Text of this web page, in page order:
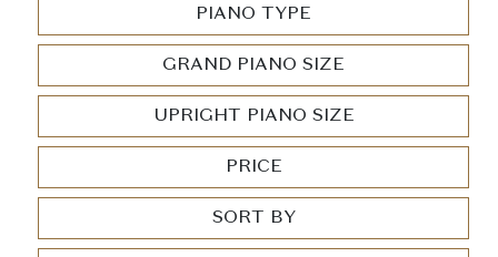
PIANO TYPE
GRAND PIANO SIZE
UPRIGHT PIANO SIZE
PRICE
SORT BY